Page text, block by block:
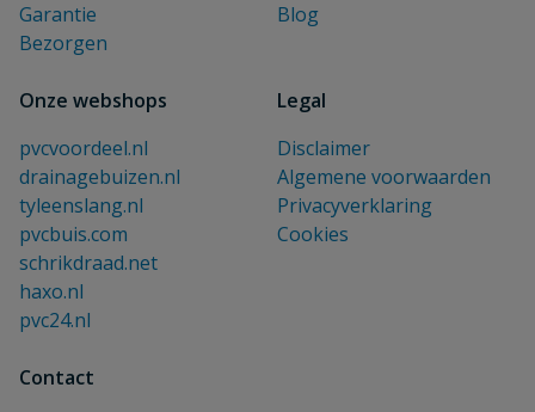
Garantie
Bezorgen
Blog
Onze webshops
pvcvoordeel.nl
drainagebuizen.nl
tyleenslang.nl
pvcbuis.com
schrikdraad.net
haxo.nl
pvc24.nl
Legal
Disclaimer
Algemene voorwaarden
Privacyverklaring
Cookies
Contact